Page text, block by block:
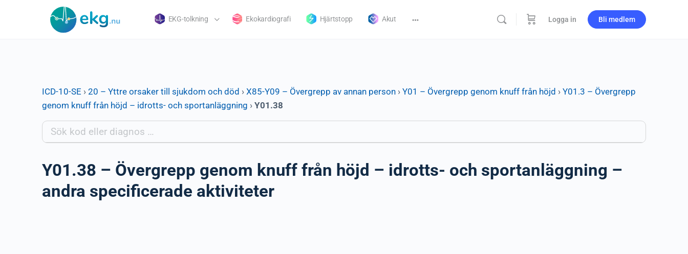
EKG-tolkning Ekokardiografi Hjärtstopp Akut Logga in Bli medlem
ICD-10-SE › 20 – Yttre orsaker till sjukdom och död › X85-Y09 – Övergrepp av annan person › Y01 – Övergrepp genom knuff från höjd › Y01.3 – Övergrepp
genom knuff från höjd – idrotts- och sportanläggning › Y01.38
Y01.38 – Övergrepp genom knuff från höjd – idrotts- och sportanläggning –
andra specificerade aktiviteter